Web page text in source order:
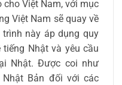
Việt Nam, với mục
Việt Nam sẽ quay về
này áp dụng quy
Nhật và yêu cầu
Nhật. Được coi như
Bản đối với các